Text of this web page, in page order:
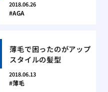
2018.06.26
AGA
薄毛で困ったのがアップ
スタイルの髪型
2018.06.13
薄毛